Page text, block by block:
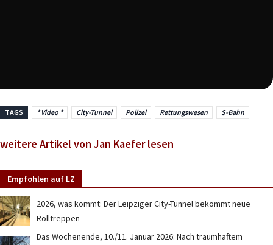
TAGS * Video * City-Tunnel Polizei Rettungswesen S-Bahn
weitere Artikel von Jan Kaefer lesen
Empfohlen auf LZ
2026, was kommt: Der Leipziger City-Tunnel bekommt neue
Rolltreppen
Das Wochenende, 10./11. Januar 2026: Nach traumhaftem